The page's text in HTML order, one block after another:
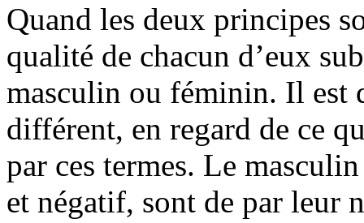
Quand les deux principes
qualité de chacun d’eux
masculin ou féminin. Il est
différent, en regard de ce
par ces termes. Le
et négatif, sont de par leur